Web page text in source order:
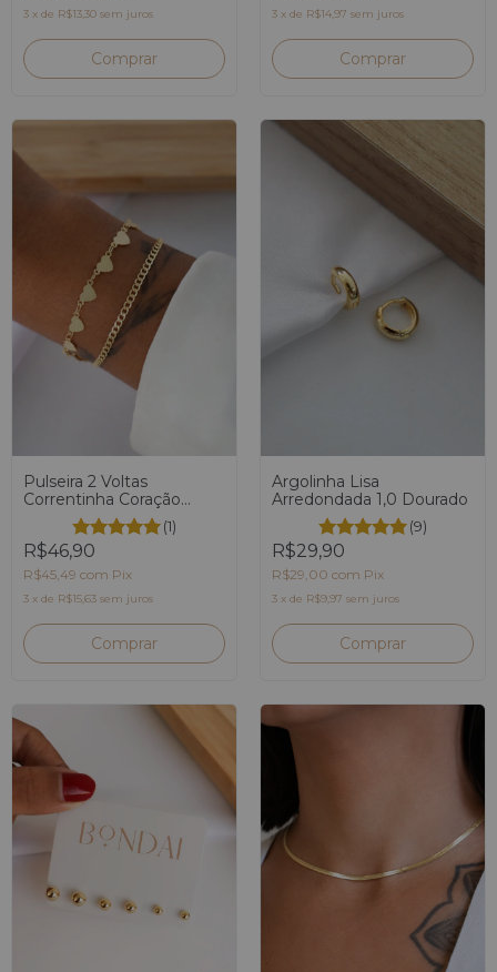
3 x de R$13,30 sem juros 3 x de R$14,97 sem juros
Pulseira 2 Voltas
Correntinha Coração
Dourado
(1)
R$46,90
R$45,49 com Pix
3 x de R$15,63 sem juros
Argolinha Lisa
Arredondada 1,0 Dourado
(9)
R$29,90
R$29,00 com Pix
3 x de R$9,97 sem juros